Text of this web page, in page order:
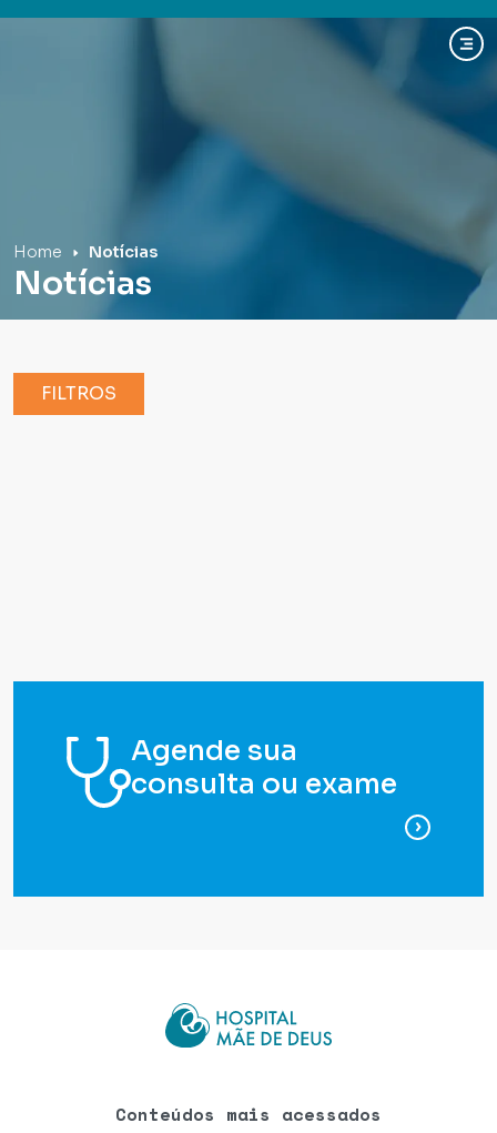
Home Notícias
Notícias
FILTROS
Agende sua
consulta ou exame
para
Conteúdos mais acessados